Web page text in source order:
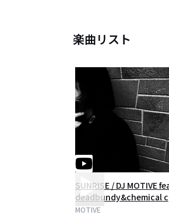
楽曲リスト
SUNRISE / DJ MOTIVE
deadbundy&chemical
ex
MOTIVE